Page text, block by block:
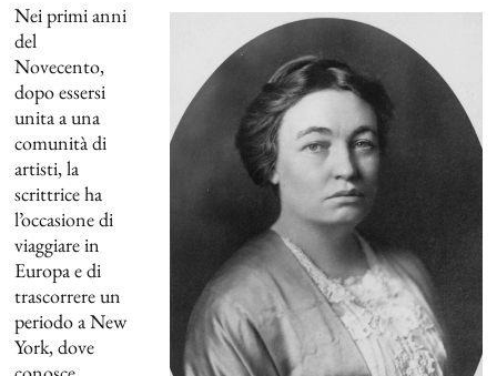
Nei primi anni
del
Novecento,
dopo essersi
unita a una
comunità di
artisti, la
scrittrice ha
l’occasione di
viaggiare in
Europa e di
trascorrere un
periodo a New
York, dove